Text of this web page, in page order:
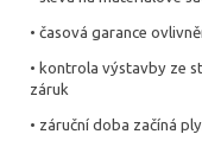
• časová garance
• kontrola výstavby ze
záruk
• záruční doba začíná